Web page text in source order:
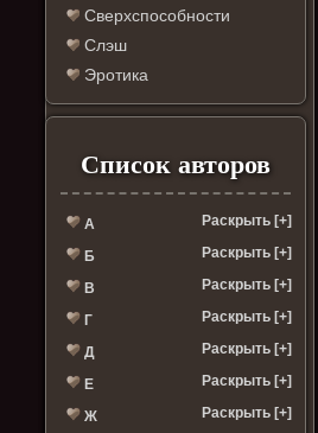
Сверхспособности
Слэш
Эротика
Список авторов
А Раскрыть [+]
Б Раскрыть [+]
В Раскрыть [+]
Г Раскрыть [+]
Д Раскрыть [+]
Е Раскрыть [+]
Ж Раскрыть [+]